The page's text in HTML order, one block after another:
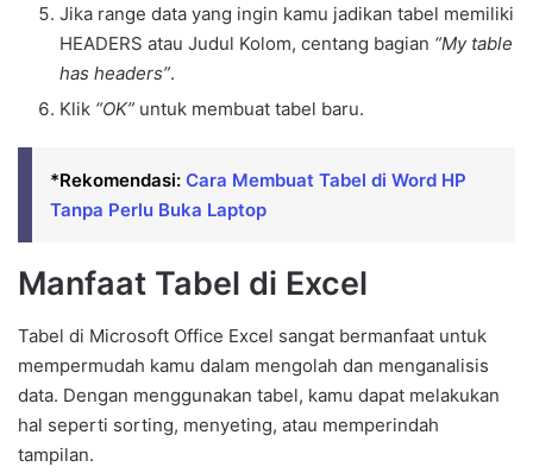
Jika range data yang ingin kamu jadikan tabel memiliki
HEADERS atau Judul Kolom, centang bagian “My table
has headers”.
Klik “OK” untuk membuat tabel baru.
*Rekomendasi: Cara Membuat Tabel di Word HP
Tanpa Perlu Buka Laptop
Manfaat Tabel di Excel
Tabel di Microsoft Office Excel sangat bermanfaat untuk
mempermudah kamu dalam mengolah dan menganalisis
data. Dengan menggunakan tabel, kamu dapat melakukan
hal seperti sorting, menyeting, atau memperindah
tampilan.